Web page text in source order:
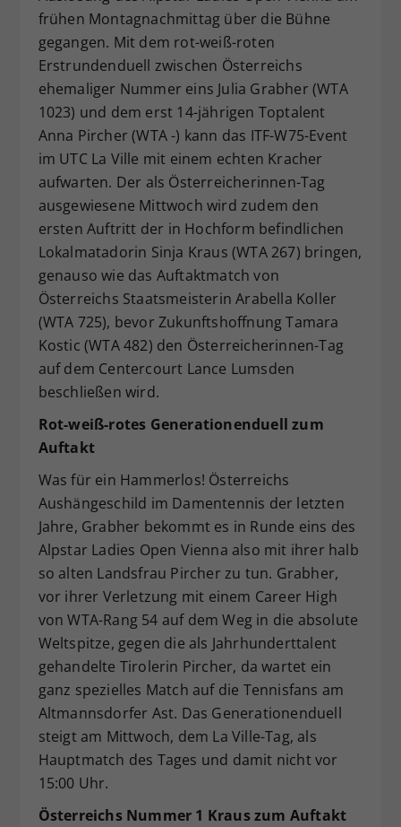
frühen Montagnachmittag über die Bühne
gegangen. Mit dem rot-weiß-roten
Erstrundenduell zwischen Österreichs
ehemaliger Nummer eins Julia Grabher (WTA
1023) und dem erst 14-jährigen Toptalent
Anna Pircher (WTA -) kann das ITF-W75-Event
im UTC La Ville mit einem echten Kracher
aufwarten. Der als Österreicherinnen-Tag
ausgewiesene Mittwoch wird zudem den
ersten Auftritt der in Hochform befindlichen
Lokalmatadorin Sinja Kraus (WTA 267) bringen,
genauso wie das Auftaktmatch von
Österreichs Staatsmeisterin Arabella Koller
(WTA 725), bevor Zukunftshoffnung Tamara
Kostic (WTA 482) den Österreicherinnen-Tag
auf dem Centercourt Lance Lumsden
beschließen wird.
Rot-weiß-rotes Generationenduell zum
Auftakt
Was für ein Hammerlos! Österreichs
Aushängeschild im Damentennis der letzten
Jahre, Grabher bekommt es in Runde eins des
Alpstar Ladies Open Vienna also mit ihrer halb
so alten Landsfrau Pircher zu tun. Grabher,
vor ihrer Verletzung mit einem Career High
von WTA-Rang 54 auf dem Weg in die absolute
Weltspitze, gegen die als Jahrhunderttalent
gehandelte Tirolerin Pircher, da wartet ein
ganz spezielles Match auf die Tennisfans am
Altmannsdorfer Ast. Das Generationenduell
steigt am Mittwoch, dem La Ville-Tag, als
Hauptmatch des Tages und damit nicht vor
15:00 Uhr.
Österreichs Nummer 1 Kraus zum Auftakt
Zweck
Dieser Wert speichert Ihre Consent-
Einstellungen. Unter anderem eine
zufällig generierte ID, für die
historische Speicherung Ihrer
vorgenommen Einstellungen, falls der
Webseiten-Betreiber dies eingestellt
hat.